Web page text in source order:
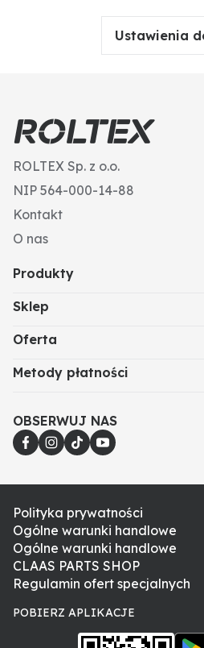
Ustawienia
ROLTEX Sp. z o.o.
NIP 564-000-14-88
Kontakt
O nas
Produkty
Sklep
Oferta
Metody płatności
OBSERWUJ NAS
Polityka prywatności
Ogólne warunki handlowe
Ogólne warunki handlowe
CLAAS PARTS SHOP
Regulamin ofert specjalnych
POBIERZ APLIKACJE